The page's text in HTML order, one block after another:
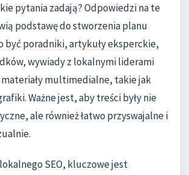
pytania zadają? Odpowiedzi na te
podstawę do stworzenia planu
być poradniki, artykuły eksperckie,
wywiady z lokalnymi liderami
multimedialne, takie jak
Ważne jest, aby treści były nie
ale również łatwo przyswajalne i
SEO, kluczowe jest